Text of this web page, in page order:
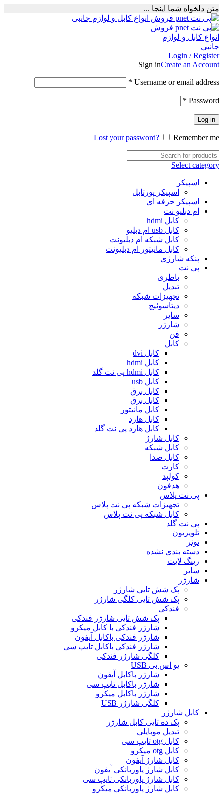
متن دلخواه شما اینجا ...
Login / Register
Sign inCreate an Account
Username or email address
*
Password
*
Log in
Lost your password? Remember me
Select category
اسپیکر
اسپیکر پورتابل
اسپیکر حرفه ای
ام دبلیو نت
کابل hdmi
کابل usb ام دبلیو
کابل شبکه ام دبلیونت
کابل مانیتور ام دبلیونت
پنکه شارژی
پی نت
باطری
تبدیل
تجهیزات شبکه
دیتاسوئیچ
سایر
شارژر
فن
کابل
کابل dvi
کابل hdmi
کابل hdmi پی نت گلد
کابل usb
کابل برق
کابل برق
کابل مانیتور
کابل هارد
کابل هارد پی نت گلد
کابل شارژ
کابل شبکه
کابل صدا
کارت
کولپد
هدفون
پی نت پلاس
تجهیزات شبکه پی نت پلاس
کابل شبکه پی نت پلاس
پی نت گلد
تلویزیون
تونر
دسته بندی نشده
رینگ لایت
سایر
شارژر
پک شش تایی شارژر
پک شش تایی کلگی شارژر
فندکی
پک شش تایی شارژر فندکی
شارژر فندکی با کابل میکرو
شارژر فندکی باکابل آیفون
شارژر فندکی باکابل تایپ سی
کلگی شارژر فندکی
یو اس بی USB
شارژر باکابل آیفون
شارژر باکابل تایپ سی
شارژر باکابل میکرو
کلگی شارژر USB
کابل شارژر
پک ده تایی کابل شارژر
تبدیل موبایلی
کابل otg تایپ سی
کابل otg میکرو
کابل شارژ آیفون
کابل شارژ پاوربانکی آیفون
کابل شارژ پاوربانکی تایپ سی
کابل شارژ پاوربانکی میکرو